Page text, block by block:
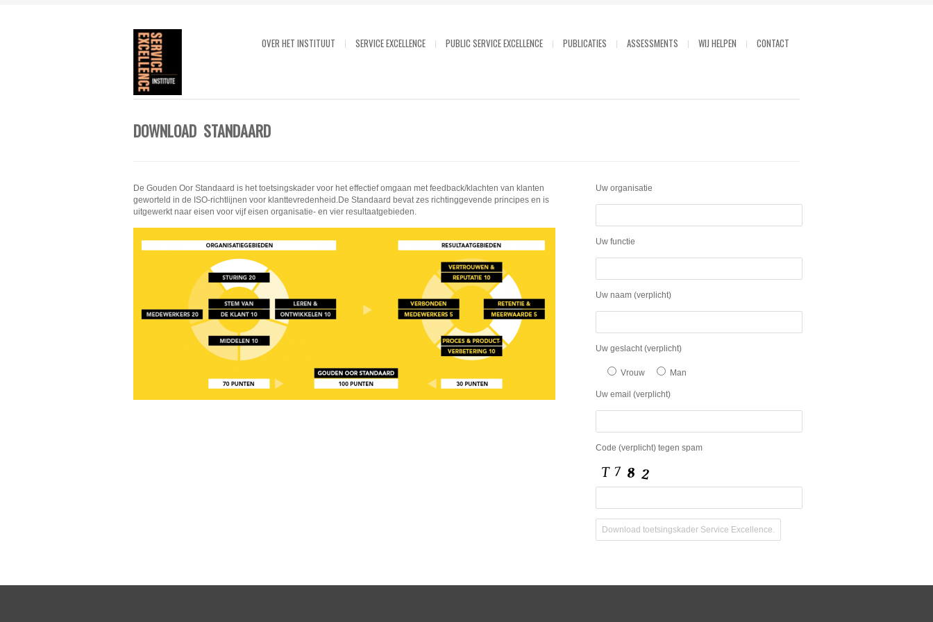
OVER HET INSTITUUT SERVICE EXCELLENCE PUBLIC SERVICE EXCELLENCE PUBLICATIES ASSESSMENTS WIJ HELPEN CONTACT
DOWNLOAD STANDAARD
De Gouden Oor Standaard is het toetsingskader voor het effectief omgaan met feedback/klachten van klanten
geworteld in de ISO-richtlijnen voor klanttevredenheid.De Standaard bevat zes richtinggevende principes en is
uitgewerkt naar eisen voor vijf eisen organisatie- en vier resultaatgebieden.
Uw organisatie
Uw functie
Uw naam (verplicht)
Uw geslacht (verplicht)
Vrouw Man
Uw email (verplicht)
Code (verplicht) tegen spam